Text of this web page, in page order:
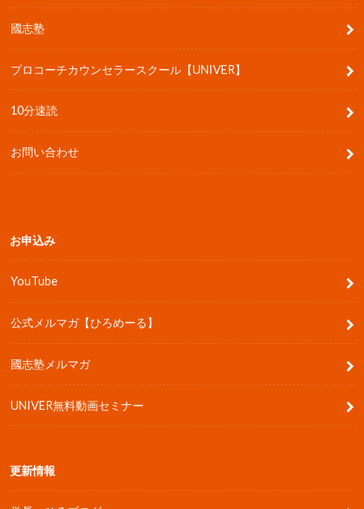
國志塾
プロコーチカウンセラースクール【UNIVER】
10分速読
お問い合わせ
お申込み
YouTube
公式メルマガ【ひろめーる】
國志塾メルマガ
UNIVER無料動画セミナー
更新情報